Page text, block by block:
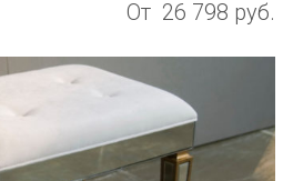
От 26 798 руб.